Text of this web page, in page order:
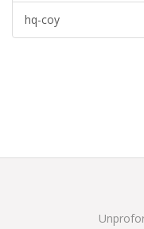
hq-coy